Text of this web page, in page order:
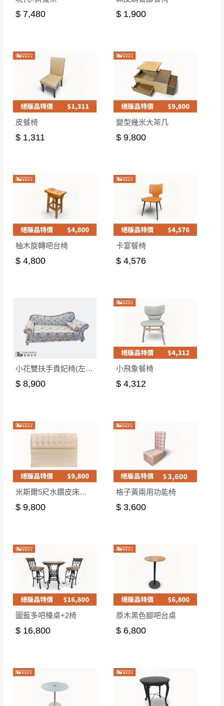
$ 7,480 $ 1,900
皮餐椅
$ 1,311
變型幾米大茶几
$ 9,800
柚木旋轉吧台椅
$ 4,800
卡宴餐椅
$ 4,576
小花雙扶手貴妃椅(左貴)
$ 8,900
小飛象餐椅
$ 4,312
米斯爾5尺水鑽皮床頭片-皮版
$ 9,800
格子黃兩用功能椅
$ 3,600
圖藍多吧檯桌+2椅
$ 16,800
原木黑色腳吧台桌
$ 6,800